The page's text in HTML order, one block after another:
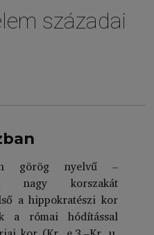
századai
görög nyelvű –
nagy korszakát
a hippokratészi kor
a római hódítással